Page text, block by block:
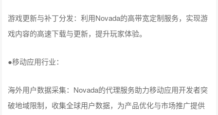
游戏更新与补丁分发：利用Novada的高带宽定制服务，实现游
戏内容的高速下载与更新，提升玩家体验。
●移动应用行业：
海外用户数据采集：Novada的代理服务助力移动应用开发者突
破地域限制，收集全球用户数据，为产品优化与市场推广提供